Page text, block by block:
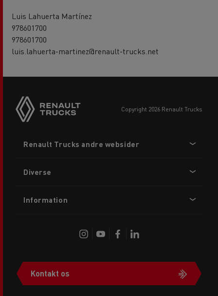
Luis Lahuerta Martínez
978601700
978601700
luis.lahuerta-martinez@renault-trucks.net
copyright 2026 Renault Trucks
menu
Renault Trucks andre websider
Diverse
Information
Kontakt os